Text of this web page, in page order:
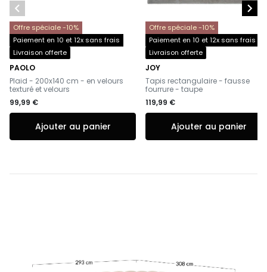
Offre spéciale -10%
Paiement en 10 et 12x sans frais
Livraison offerte
PAOLO
-
Plaid - 200x140 cm - en velours
texturé et velours
99,99 €
Ajouter au panier
Offre spéciale -10%
Paiement en 10 et 12x sans frais
Livraison offerte
JOY
-
Tapis rectangulaire - fausse
fourrure - taupe
119,99 €
Ajouter au panier
 